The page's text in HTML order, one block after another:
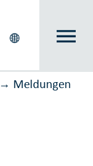
→ Meldungen